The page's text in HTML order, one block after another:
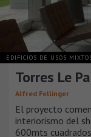
EDIFICIOS DE USOS
Torres Le
Alfred Fellinger
El proyecto
interiorismo del
600mts